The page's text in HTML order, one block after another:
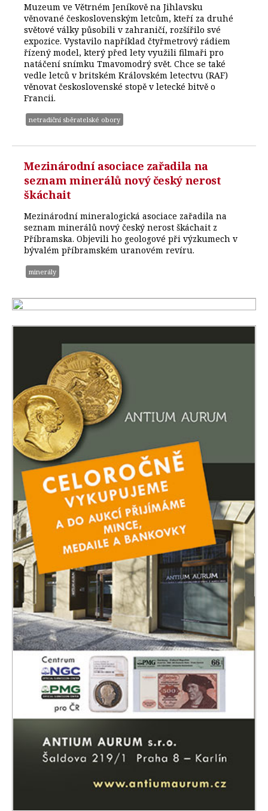
Muzeum ve Větrném Jeníkově na Jihlavsku
věnované československým letcům, kteří za druhé
světové války působili v zahraničí, rozšířilo své
expozice. Vystavilo například čtyřmetrový rádiem
řízený model, který před lety využili filmaři pro
natáčení snímku Tmavomodrý svět. Chce se také
vedle letců v britském Královském letectvu (RAF)
věnovat československé stopě v letecké bitvě o
Francii.
netradiční sběratelské obory
Mezinárodní asociace zařadila na
seznam minerálů nový český nerost
škáchait
Mezinárodní mineralogická asociace zařadila na
seznam minerálů nový český nerost škáchait z
Příbramska. Objevili ho geologové při výzkumech v
bývalém příbramském uranovém revíru.
minerály